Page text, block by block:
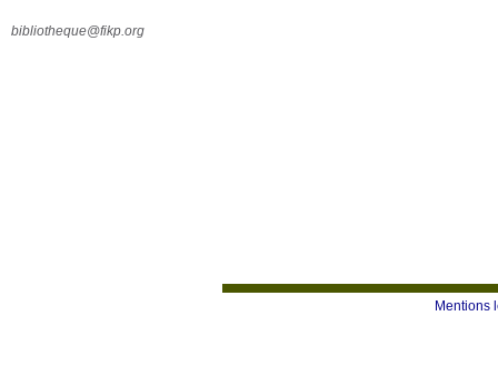
Mentions
bibliotheque@fikp.org